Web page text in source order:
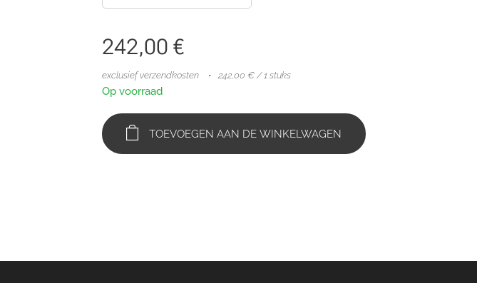
242,00 €
exclusief verzendkosten 242,00 € / 1 stuks
Op voorraad
TOEVOEGEN AAN DE WINKELWAGEN